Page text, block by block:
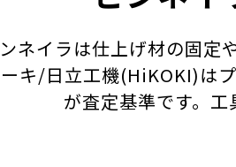
ネイラは仕上げ材の固定
キ/日立工機(HiKOKI)は
が査定基準です。